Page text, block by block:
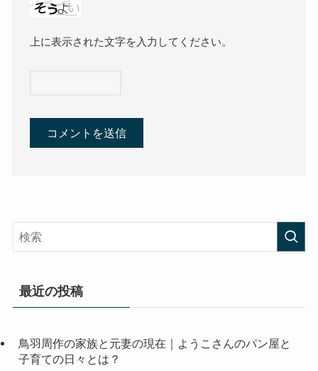
上に表示された文字を入力してください。
最近の投稿
鳥羽周作の家族と元妻の現在｜ようこさんのパン屋と
子育ての日々とは？